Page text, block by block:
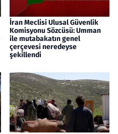
İran Meclisi Ulusal Güvenlik
Komisyonu Sözcüsü: Umman
ile mutabakatın genel
çerçevesi neredeyse
şekillendi